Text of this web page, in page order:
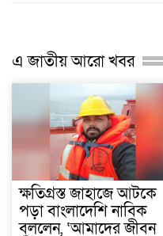
এ জাতীয় আরো খবর
ক্ষতিগ্রস্ত জাহাজে আটকে
পড়া বাংলাদেশি নাবিক
বললেন, ‘আমাদের জীবন